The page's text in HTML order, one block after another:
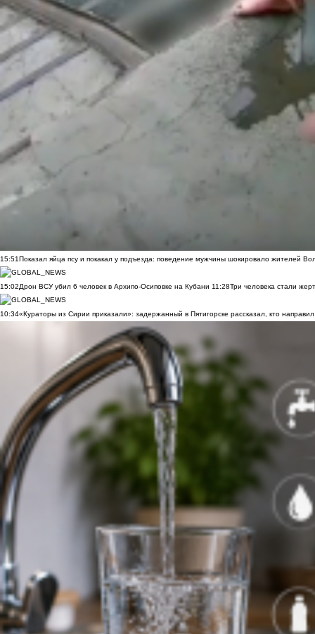
15:51Показал яйца псу и покакал у подъезда: поведение мужчины шокировало жителей
15:02Дрон ВСУ убил 6 человек в Архипо-Осиповке на Кубани 11:28Три человека стали
10:34«Кураторы из Сирии приказали»: задержанный в Пятигорске рассказал, кто направил